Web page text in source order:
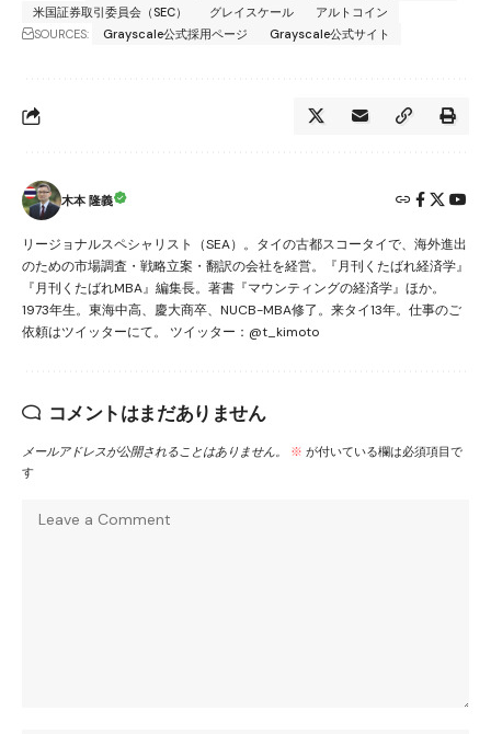
米国証券取引委員会（SEC）
グレイスケール
アルトコイン
SOURCES:
Grayscale公式採用ページ Grayscale公式サイト
木本 隆義
リージョナルスペシャリスト（SEA）。タイの古都スコータイで、海外進出
のための市場調査・戦略立案・翻訳の会社を経営。『月刊くたばれ経済学』
『月刊くたばれMBA』編集長。著書『マウンティングの経済学』ほか。
1973年生。東海中高、慶大商卒、NUCB-MBA修了。来タイ13年。仕事のご
依頼はツイッターにて。 ツイッター：@t_kimoto
コメントはまだありません
メールアドレスが公開されることはありません。 ※ が付いている欄は必須項目で
す